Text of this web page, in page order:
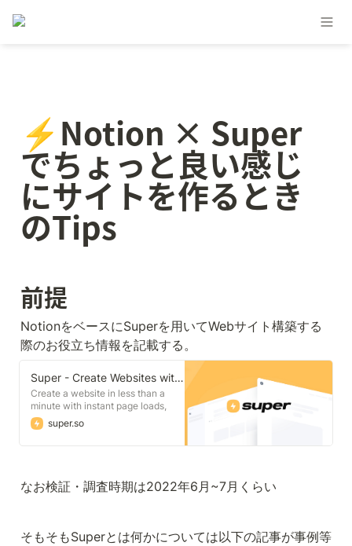
⚡Notion × Super
でちょっと良い感じ
にサイトを作るとき
のTips
前提
NotionをベースにSuperを用いてWebサイト構築する
際のお役立ち情報を記載する。
Super - Create Websites with Notion
Create a website in less than a
minute with instant page loads,
SEO optimization, and no-code
theming. All your content is kept
and managed in Notion so you can
super.so
なお検証・調査時期は2022年6月~7月くらい
そもそもSuperとは何かについては以下の記事が事例等